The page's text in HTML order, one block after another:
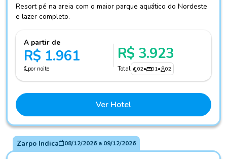
Resort pé na areia com o maior parque aquático do Nordeste
e lazer completo.
A partir de
R$ 1.961
por noite
R$ 3.923
Total 02• 01• 02
Ver Hotel
Zarpo Indica 08/12/2026a 09/12/2026